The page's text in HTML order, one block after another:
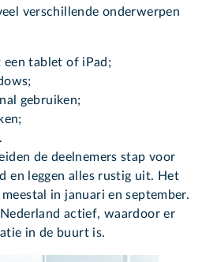
verschillende onderwerpen
een tablet of iPad;
gebruiken;
de deelnemers stap voor
en leggen alles rustig uit. Het
in januari en september.
actief, waardoor er
in de buurt is.